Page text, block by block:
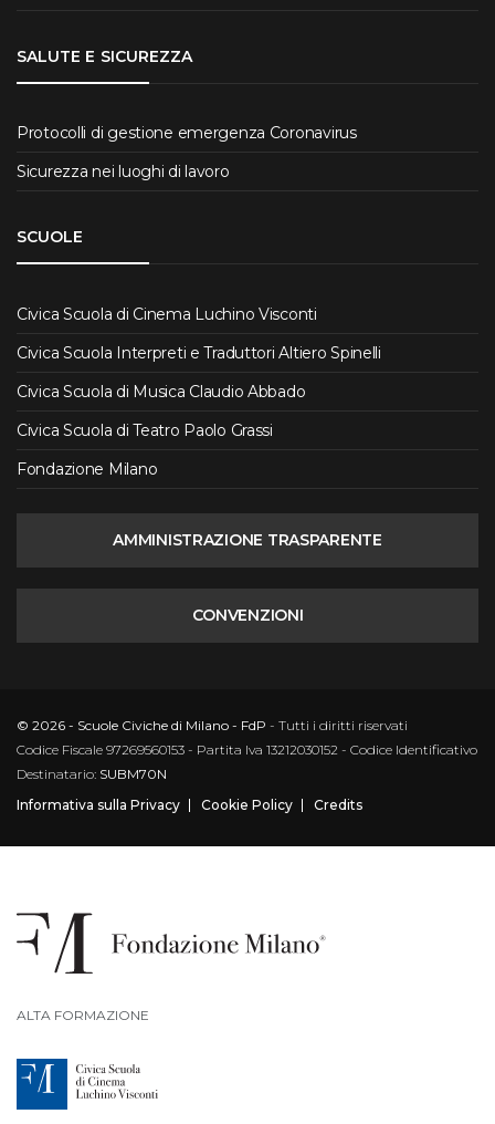
SALUTE E SICUREZZA
Protocolli di gestione emergenza Coronavirus
Sicurezza nei luoghi di lavoro
SCUOLE
Civica Scuola di Cinema Luchino Visconti
Civica Scuola Interpreti e Traduttori Altiero Spinelli
Civica Scuola di Musica Claudio Abbado
Civica Scuola di Teatro Paolo Grassi
Fondazione Milano
AMMINISTRAZIONE TRASPARENTE
CONVENZIONI
© 2026 - Scuole Civiche di Milano - FdP - Tutti i diritti riservati
Codice Fiscale 97269560153 - Partita Iva 13212030152 - Codice Identificativo
Destinatario: SUBM70N
Informativa sulla Privacy
Cookie Policy Credits
ALTA FORMAZIONE